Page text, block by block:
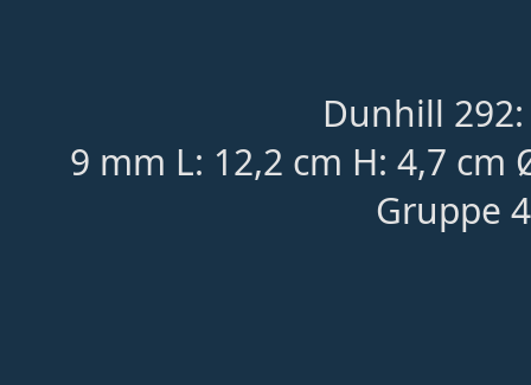
Dunhill
9 mm L: 12,2 cm H: 4,7
Gruppe 4